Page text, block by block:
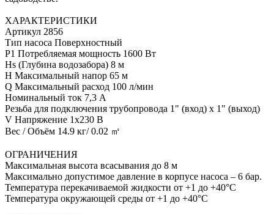
ХАРАКТЕРИСТИКИ
Артикул 2856
Тип насоса Поверхностный
P1 Потребляемая мощность 1600 Вт
Hs (Глубина водозабора) 8 м
H Максимальный напор 65 м
Q Максимальный расход 100 л/мин
Номинальный ток 7,3 А
Резьба для подключения трубопровода 1" (вход) х 1" (выход)
V Напряжение 1x230 В
Вес / Объём 14.9 кг/ 0.02 ㎥
ОГРАНИЧЕНИЯ
Максимальная высота всасывания до 8 м
Максимально допустимое давление в корпусе насоса – 6 бар.
Температура перекачиваемой жидкости от +1 до +40°С
Температура окружающей среды от +1 до +40°С